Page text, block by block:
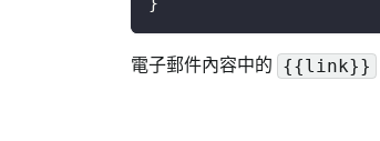
電子郵件內容中的 {{link}}